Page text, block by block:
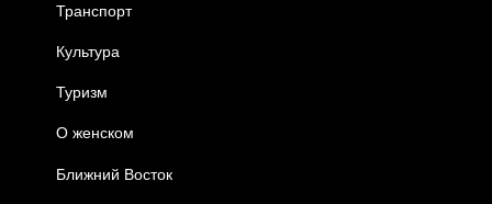
Транспорт
Культура
Туризм
О женском
Ближний Восток